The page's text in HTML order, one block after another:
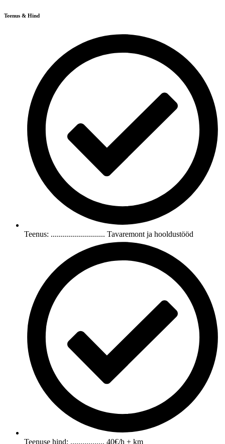
Teenus & Hind
Teenus: ........................... Tavaremont ja hooldustööd
Teenuse hind: ................. 40€/h + km